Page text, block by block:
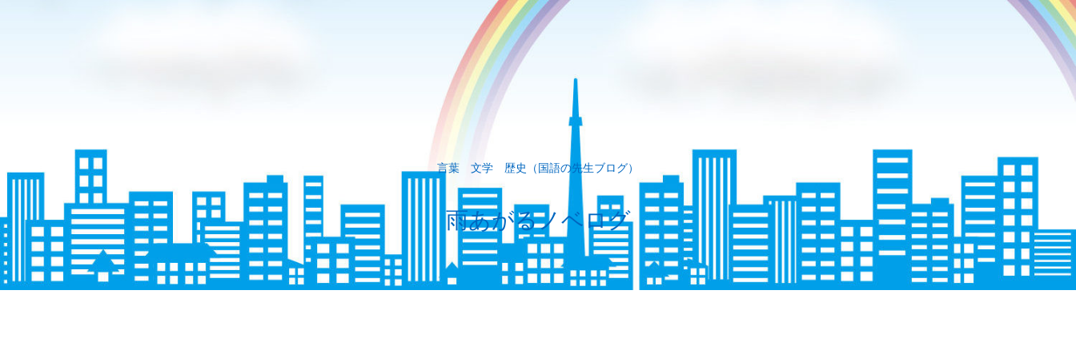
言葉 文学 歴史（国語の先生ブログ）
雨あがるノベログ